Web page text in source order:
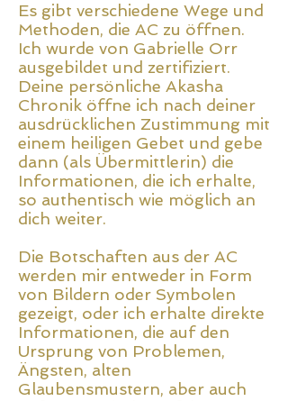
Es gibt verschiedene Wege und
Methoden, die AC zu öffnen.
Ich wurde von Gabrielle Orr
ausgebildet und zertifiziert.
Deine persönliche Akasha
Chronik öffne ich nach deiner
ausdrücklichen Zustimmung mit
einem heiligen Gebet und gebe
dann (als Übermittlerin) die
Informationen, die ich erhalte,
so authentisch wie möglich an
dich weiter.
Die Botschaften aus der AC
werden mir entweder in Form
von Bildern oder Symbolen
gezeigt, oder ich erhalte direkte
Informationen, die auf den
Ursprung von Problemen,
Ängsten, alten
Glaubensmustern, aber auch